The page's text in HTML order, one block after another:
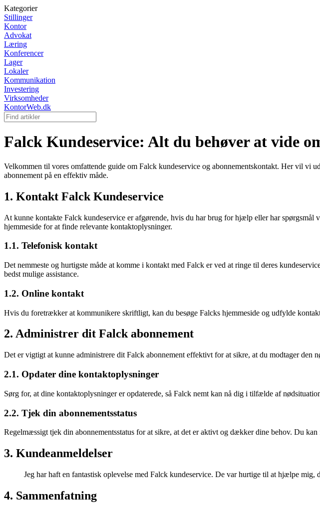
Kategorier
Stillinger
Kontor
Advokat
Læring
Konferencer
Lager
Lokaler
Kommunikation
Investering
Virksomheder
KontorWeb.dk
Falck Kundeservice: Alt du behøver at vide
Velkommen til vores omfattende guide om Falck kundeservice og abonnementskontakt. Her vil vi
abonnement på en effektiv måde.
1. Kontakt Falck Kundeservice
At kunne kontakte Falck kundeservice er afgørende, hvis du har brug for hjælp eller har
hjemmeside for at finde relevante kontaktoplysninger.
1.1. Telefonisk kontakt
Det nemmeste og hurtigste måde at komme i kontakt med Falck er ved at ringe til deres
bedst mulige assistance.
1.2. Online kontakt
Hvis du foretrækker at kommunikere skriftligt, kan du besøge Falcks hjemmeside og udfylde
2. Administrer dit Falck abonnement
Det er vigtigt at kunne administrere dit Falck abonnement effektivt for at sikre, at du modtager
2.1. Opdater dine kontaktoplysninger
Sørg for, at dine kontaktoplysninger er opdaterede, så Falck nemt kan nå dig i tilfælde af
2.2. Tjek din abonnementsstatus
Regelmæssigt tjek din abonnementsstatus for at sikre, at det er aktivt og dækker dine behov. Du
3. Kundeanmeldelser
Jeg har haft en fantastisk oplevelse med Falck kundeservice. De var hurtige til at hjælpe
4. Sammenfatning